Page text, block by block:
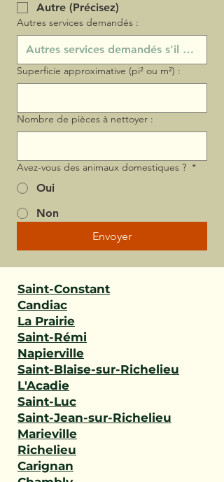
Autre (Précisez)
Autres services demandés :
Superficie approximative (pi² ou m²) :
Nombre de pièces à nettoyer :
Avez-vous des animaux domestiques ? *
Oui
Non
Envoyer
Saint-Constant
Candiac
La Prairie
Saint-Rémi
Napierville
Saint-Blaise-sur-Richelieu
L'Acadie
Saint-Luc
Saint-Jean-sur-Richelieu
Marieville
Richelieu
Carignan